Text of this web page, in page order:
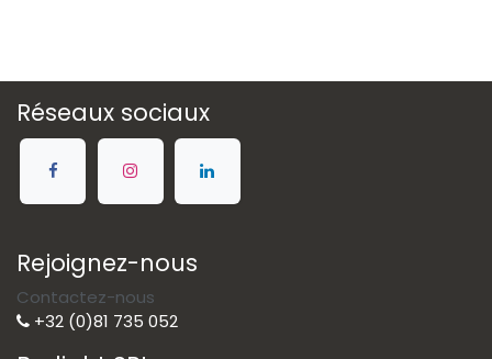
Réseaux sociaux
Rejoignez-nous
Contactez-nous
+32 (0)81 735 052